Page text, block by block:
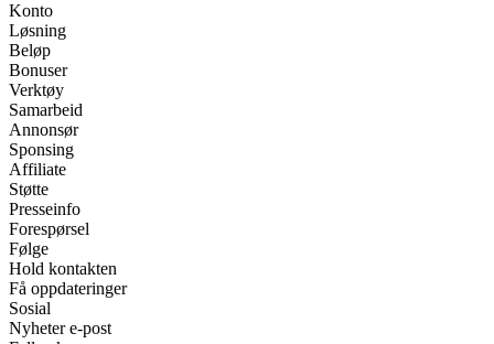
Konto
Løsning
Beløp
Bonuser
Verktøy
Samarbeid
Annonsør
Sponsing
Affiliate
Støtte
Presseinfo
Forespørsel
Følge
Hold kontakten
Få oppdateringer
Sosial
Nyheter e-post